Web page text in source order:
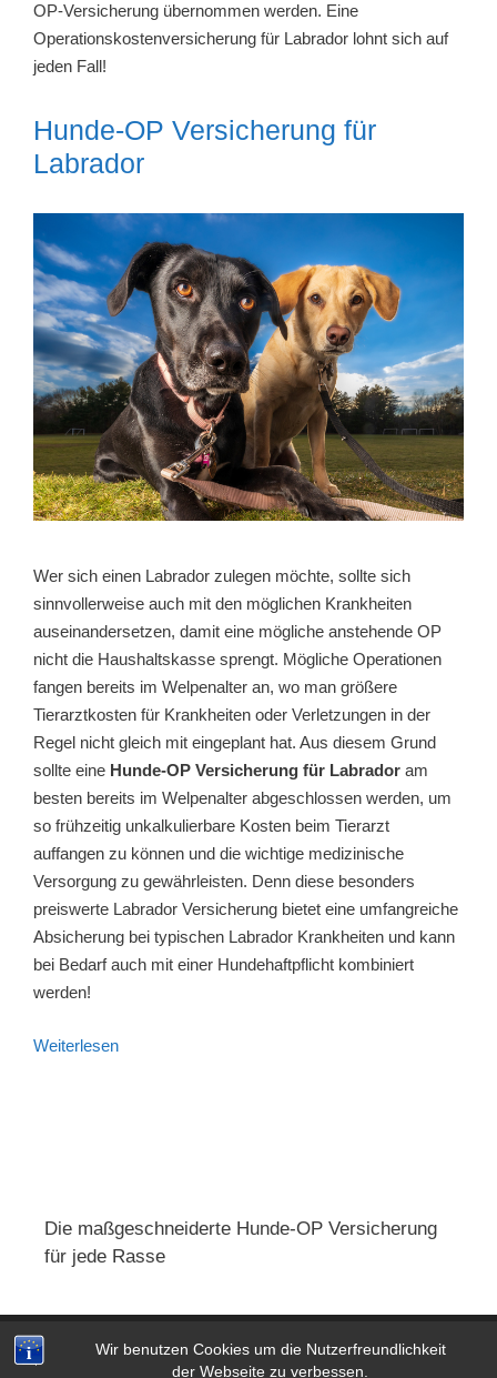
Wir benutzen Cookies um die Nutzerfreundlichkeit
der Webseite zu verbessen.
OP-Versicherung übernommen werden. Eine
Operationskostenversicherung für Labrador lohnt sich auf
jeden Fall!
Hunde-OP Versicherung für
Labrador
Wer sich einen Labrador zulegen möchte, sollte sich
sinnvollerweise auch mit den möglichen Krankheiten
auseinandersetzen, damit eine mögliche anstehende OP
nicht die Haushaltskasse sprengt. Mögliche Operationen
fangen bereits im Welpenalter an, wo man größere
Tierarztkosten für Krankheiten oder Verletzungen in der
Regel nicht gleich mit eingeplant hat. Aus diesem Grund
sollte eine Hunde-OP Versicherung für Labrador am
besten bereits im Welpenalter abgeschlossen werden, um
so frühzeitig unkalkulierbare Kosten beim Tierarzt
auffangen zu können und die wichtige medizinische
Versorgung zu gewährleisten. Denn diese besonders
preiswerte Labrador Versicherung bietet eine umfangreiche
Absicherung bei typischen Labrador Krankheiten und kann
bei Bedarf auch mit einer Hundehaftpflicht kombiniert
werden!
Weiterlesen
Die maßgeschneiderte Hunde-OP Versicherung
für jede Rasse
Impressum|AGB|Datenschutz